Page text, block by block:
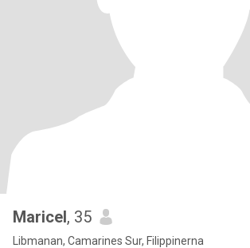
Maricel, 35
Libmanan, Camarines Sur, Filippinerna